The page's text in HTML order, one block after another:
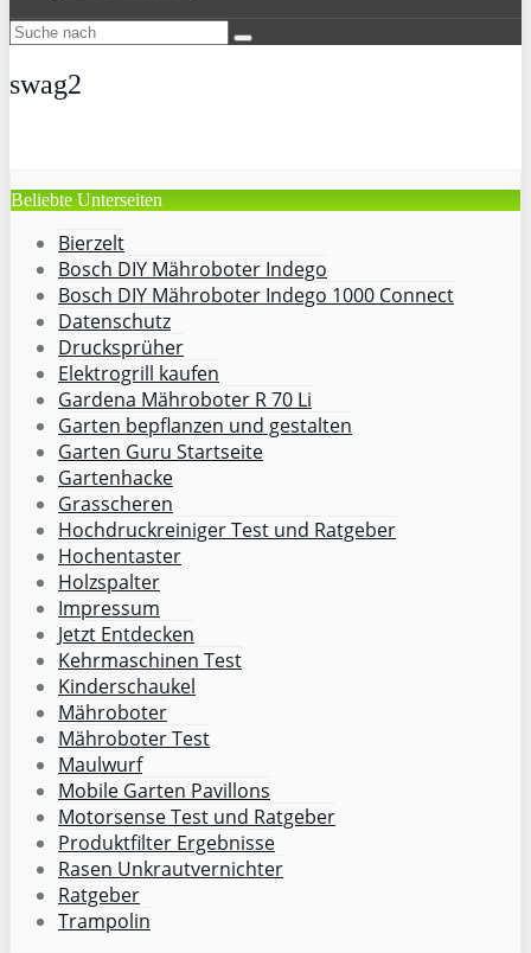
swag2
Beliebte Unterseiten
Bierzelt
Bosch DIY Mähroboter Indego
Bosch DIY Mähroboter Indego 1000 Connect
Datenschutz
Drucksprüher
Elektrogrill kaufen
Gardena Mähroboter R 70 Li
Garten bepflanzen und gestalten
Garten Guru Startseite
Gartenhacke
Grasscheren
Hochdruckreiniger Test und Ratgeber
Hochentaster
Holzspalter
Impressum
Jetzt Entdecken
Kehrmaschinen Test
Kinderschaukel
Mähroboter
Mähroboter Test
Maulwurf
Mobile Garten Pavillons
Motorsense Test und Ratgeber
Produktfilter Ergebnisse
Rasen Unkrautvernichter
Ratgeber
Trampolin